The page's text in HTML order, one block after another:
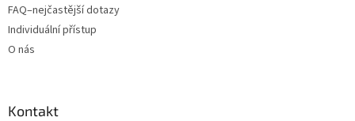
FAQ–nejčastější dotazy
Individuální přístup
O nás
Kontakt